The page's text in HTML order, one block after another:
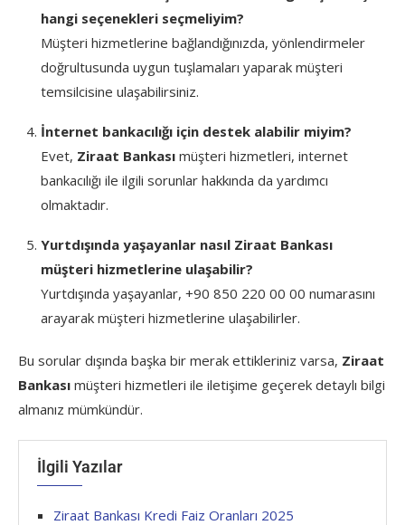
hangi seçenekleri seçmeliyim?
Müşteri hizmetlerine bağlandığınızda, yönlendirmeler
doğrultusunda uygun tuşlamaları yaparak müşteri
temsilcisine ulaşabilirsiniz.
İnternet bankacılığı için destek alabilir miyim?
Evet, Ziraat Bankası müşteri hizmetleri, internet
bankacılığı ile ilgili sorunlar hakkında da yardımcı
olmaktadır.
Yurtdışında yaşayanlar nasıl Ziraat Bankası
müşteri hizmetlerine ulaşabilir?
Yurtdışında yaşayanlar, +90 850 220 00 00 numarasını
arayarak müşteri hizmetlerine ulaşabilirler.
Bu sorular dışında başka bir merak ettikleriniz varsa, Ziraat
Bankası müşteri hizmetleri ile iletişime geçerek detaylı bilgi
almanız mümkündür.
İlgili Yazılar
Ziraat Bankası Kredi Faiz Oranları 2025